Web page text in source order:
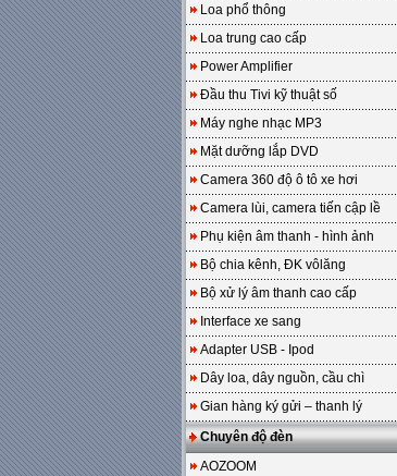
Loa phổ thông
Loa trung cao cấp
Power Amplifier
Đầu thu Tivi kỹ thuật số
Máy nghe nhạc MP3
Mặt dưỡng lắp DVD
Camera 360 độ ô tô xe hơi
Camera lùi, camera tiến cập lề
Phụ kiện âm thanh - hình ảnh
Bộ chia kênh, ĐK vôlăng
Bộ xử lý âm thanh cao cấp
Interface xe sang
Adapter USB - Ipod
Dây loa, dây nguồn, cầu chì
Gian hàng ký gửi – thanh lý
Chuyên độ đèn
AOZOOM